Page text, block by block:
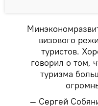
визового
туристов.
говорил о том,
туризма
— Сергей